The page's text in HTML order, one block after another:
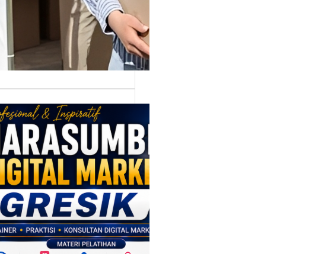
Narasumber
Digital Marketing
Gresik:
Meningkatkan
Daya Saing SDM
dan Bisnis di Era
Transformasi
Digital